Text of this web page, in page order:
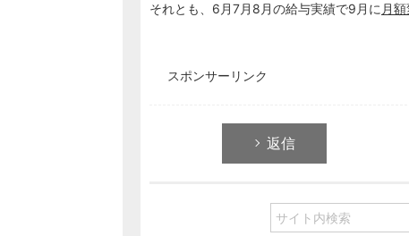
それとも、6月7月8月の給与実績で9月に 月
スポンサーリンク
返信